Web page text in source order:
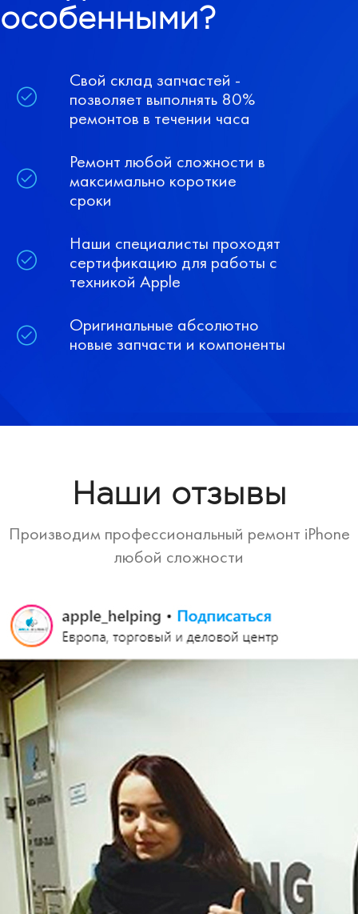
особенными?
Свой склад запчастей -
позволяет выполнять 80%
ремонтов в течении часа
Ремонт любой сложности в
максимально короткие
сроки
Наши специалисты проходят
сертификацию для работы с
техникой Apple
Оригинальные абсолютно
новые запчасти и компоненты
Наши отзывы
Производим профессиональный ремонт iPhone
любой сложности